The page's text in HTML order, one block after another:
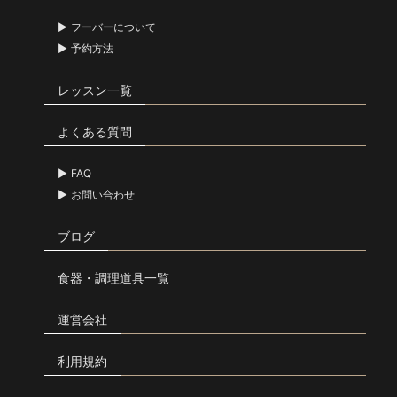
フーバーについて
予約方法
レッスン一覧
よくある質問
FAQ
お問い合わせ
ブログ
食器・調理道具一覧
運営会社
利用規約